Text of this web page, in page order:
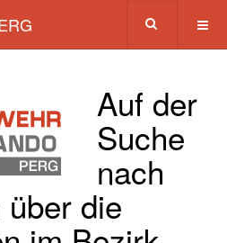
Auf der
Suche
nach
die